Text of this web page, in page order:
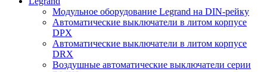
Модульное оборудование Legrand на DIN-рейку
Автоматические выключатели в литом корпусе
DPX
Автоматические выключатели в литом корпусе
DRX
Воздушные автоматические выключатели серии